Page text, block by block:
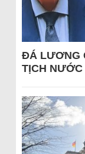
ĐÁ LƯƠNG
TỊCH NƯỚC